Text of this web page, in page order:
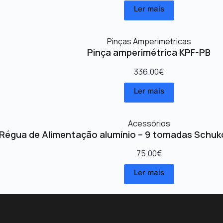
Ler mais
Pinças Amperimétricas
Pinça amperimétrica KPF-PB
336.00€
Ler mais
Acessórios
Régua de Alimentação alumínio – 9 tomadas
75.00€
Ler mais